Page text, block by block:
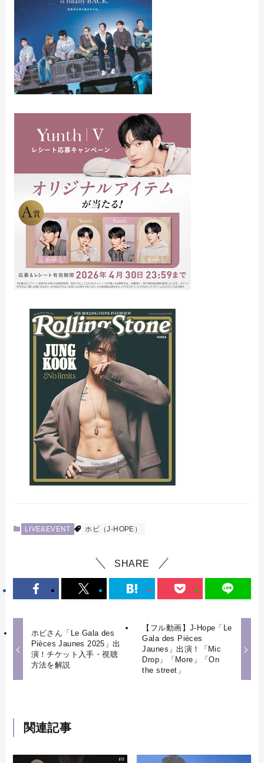
LIVE&EVENT ホビ（J-HOPE）
SHARE
ホビさん「Le Gala des
Pièces Jaunes 2025」出
演！チケット入手・視聴
方法を解説
【フル動画】J-Hope「Le
Gala des Pièces
Jaunes」出演！「Mic
Drop」「More」「On
the street」
関連記事